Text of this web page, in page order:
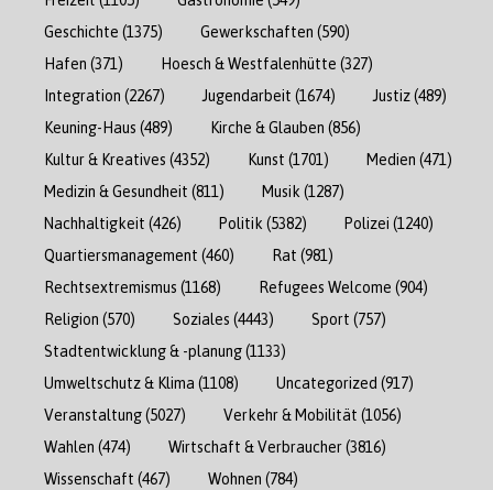
Geschichte (1375) Gewerkschaften (590)
Hafen (371) Hoesch & Westfalenhütte (327)
Integration (2267) Jugendarbeit (1674) Justiz(489)
Keuning-Haus (489) Kirche & Glauben (856)
Kultur & Kreatives (4352) Kunst (1701) Medien (471)
Medizin & Gesundheit (811) Musik (1287)
Nachhaltigkeit (426) Politik (5382) Polizei (1240)
Quartiersmanagement (460) Rat (981)
Rechtsextremismus (1168) Refugees Welcome (904)
Religion (570) Soziales (4443) Sport (757)
Stadtentwicklung & -planung(1133)
Umweltschutz & Klima (1108) Uncategorized (917)
Veranstaltung(5027) Verkehr & Mobilität (1056)
Wahlen (474) Wirtschaft & Verbraucher(3816)
Wissenschaft (467) Wohnen (784)